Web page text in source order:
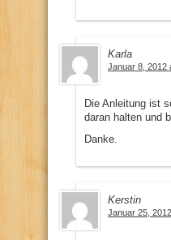
Karla
Januar 8, 2012
Die Anleitung ist
daran halten und
Danke.
Kerstin
Januar 25,